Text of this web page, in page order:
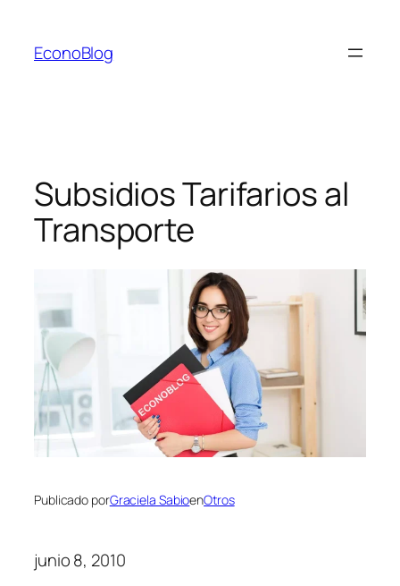
contenido
EconoBlog
Subsidios Tarifarios al
Transporte
Publicado porGraciela SabioenOtros
junio 8, 2010